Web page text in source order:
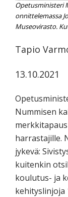
Opetusministeri
onnittelemassa
Museovirasto.
Tapio
13.10.2021
Nummisen
harrastajille.
jykevä:
kuitenkin
koulutus- ja
kehityslinjoja